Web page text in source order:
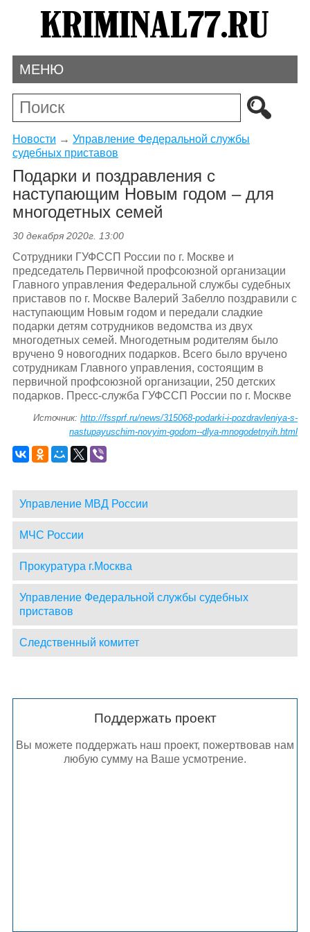
МЕНЮ
Новости → Управление Федеральной службы
судебных приставов
Подарки и поздравления с
наступающим Новым годом – для
многодетных семей
30 декабря 2020г. 13:00
Сотрудники ГУФССП России по г. Москве и
председатель Первичной профсоюзной организации
Главного управления Федеральной службы судебных
приставов по г. Москве Валерий Забелло поздравили с
наступающим Новым годом и передали сладкие
подарки детям сотрудников ведомства из двух
многодетных семей. Многодетным родителям было
вручено 9 новогодних подарков. Всего было вручено
сотрудникам Главного управления, состоящим в
первичной профсоюзной организации, 250 детских
подарков. Пресс-служба ГУФССП России по г. Москве
Источник:http://fssprf.ru/news/315068-podarki-i-pozdravleniya-s-
nastupayuschim-novyim-godom--dlya-mnogodetnyih.html
Управление МВД России
МЧС России
Прокуратура г.Москва
Управление Федеральной службы судебных
приставов
Следственный комитет
Поддержать проект
Вы можете поддержать наш проект, пожертвовав нам
любую сумму на Ваше усмотрение.